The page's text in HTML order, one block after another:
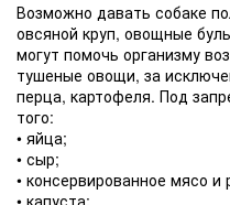
Возможно давать собаке
овсяной круп, овощные
могут помочь организму
тушеные овощи, за
перца, картофеля. Под
того:
• яйца;
• сыр;
• консервированное мясо и
• капуста;